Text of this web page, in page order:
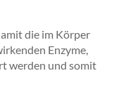
die im Körper
Enzyme,
werden und somit